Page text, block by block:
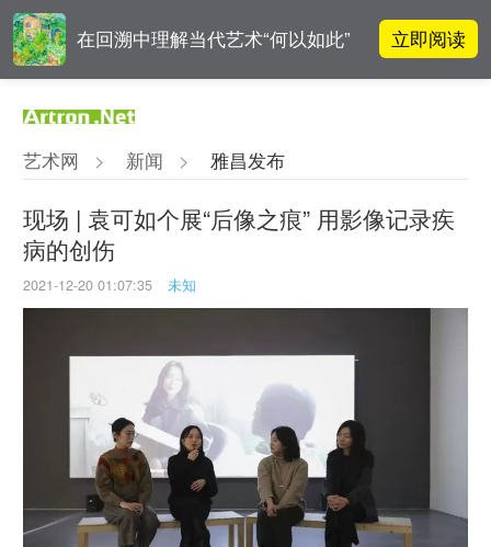
在回溯中理解当代艺术“何以如此” 立即阅读
粤籍留美艺术家
吕晓：北京画院两个中心十年 跨学
科带来齐白石研究新突破
OCAT上海馆：参与构建上海艺术生
态的十年
艺术网 > 新闻 > 雅昌发布
现场 | 袁可如个展“后像之痕” 用影像记录疾
病的创伤
2021-12-20 01:07:35 未知